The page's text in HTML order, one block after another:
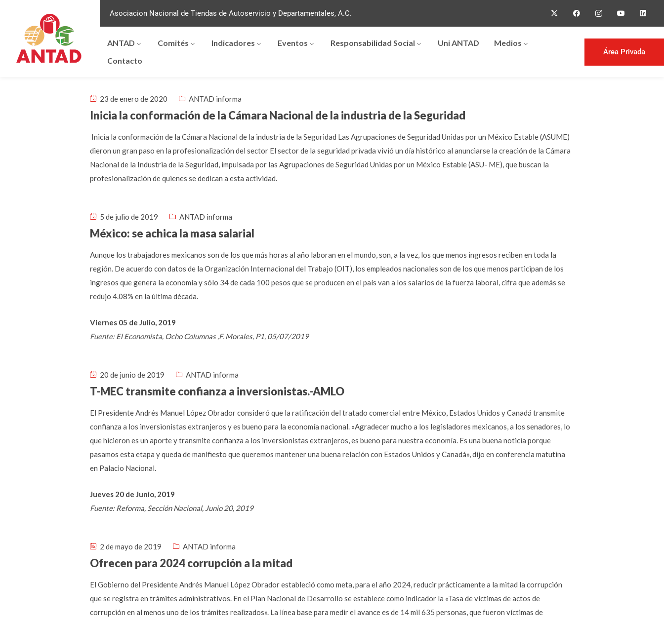
Asociacion Nacional de Tiendas de Autoservicio y Departamentales, A.C.
ANTAD Comités Indicadores Eventos Responsabilidad Social Uni ANTAD
Medios
Contacto
Área Privada
23 de enero de 2020 ANTAD informa
Inicia la conformación de la Cámara Nacional de la industria de la Seguridad
Inicia la conformación de la Cámara Nacional de la industria de la Seguridad Las Agrupaciones de Seguridad Unidas por un México Estable (ASUME)
dieron un gran paso en la profesionalización del sector El sector de la seguridad privada vivió un día histórico al anunciarse la creación de la Cámara
Nacional de la Industria de la Seguridad, impulsada por las Agrupaciones de Seguridad Unidas por un México Estable (ASU- ME), que buscan la
profesionalización de quienes se dedican a esta actividad.
5 de julio de 2019 ANTAD informa
México: se achica la masa salarial
Aunque los trabajadores mexicanos son de los que más horas al año laboran en el mundo, son, a la vez, los que menos ingresos reciben en toda la
región. De acuerdo con datos de la Organización Internacional del Trabajo (OIT), los empleados nacionales son de los que menos participan de los
ingresos que genera la economía y sólo 34 de cada 100 pesos que se producen en el país van a los salarios de la fuerza laboral, cifra que además se
redujo 4.08% en la última década.
Viernes 05 de Julio, 2019
Fuente: El Economista, Ocho Columnas ,F. Morales, P1, 05/07/2019
20 de junio de 2019 ANTAD informa
T-MEC transmite confianza a inversionistas.-AMLO
El Presidente Andrés Manuel López Obrador consideró que la ratificación del tratado comercial entre México, Estados Unidos y Canadá transmite
confianza a los inversionistas extranjeros y es bueno para la economía nacional. «Agradecer mucho a los legisladores mexicanos, a los senadores, lo
que hicieron es un aporte y transmite confianza a los inversionistas extranjeros, es bueno para nuestra economía. Es una buena noticia porque
pasamos esta etapa y queda de manifiesto que queremos mantener una buena relación con Estados Unidos y Canadá», dijo en conferencia matutina
en Palacio Nacional.
Jueves 20 de Junio, 2019
Fuente: Reforma, Sección Nacional, Junio 20, 2019
2 de mayo de 2019 ANTAD informa
Ofrecen para 2024 corrupción a la mitad
El Gobierno del Presidente Andrés Manuel López Obrador estableció como meta, para el año 2024, reducir prácticamente a la mitad la corrupción
que se registra en trámites administrativos. En el Plan Nacional de Desarrollo se establece como indicador la «Tasa de víctimas de actos de
corrupción en al menos uno de los trámites realizados». La línea base para medir el avance es de 14 mil 635 personas, que fueron víctimas de